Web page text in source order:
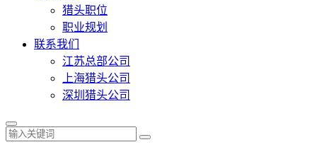
猎头职位
职业规划
联系我们
江苏总部公司
上海猎头公司
深圳猎头公司